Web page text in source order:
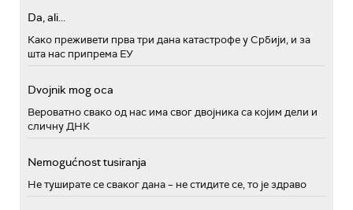
Da, ali...
Како преживети прва три дана катастрофе у Србији, и за
шта нас припрема ЕУ
Dvojnik mog oca
Вероватно свако од нас има свог двојника са којим дели и
сличну ДНК
Nemogućnost tusiranja
Не туширате се сваког дана – не стидите се, то је здраво